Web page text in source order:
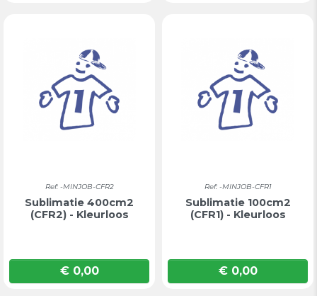
Ref: -MINJOB-CFR2
Sublimatie 400cm2
(CFR2) - Kleurloos
Prijs
€ 0,00
Ref: -MINJOB-CFR1
Sublimatie 100cm2
(CFR1) - Kleurloos
Prijs
€ 0,00